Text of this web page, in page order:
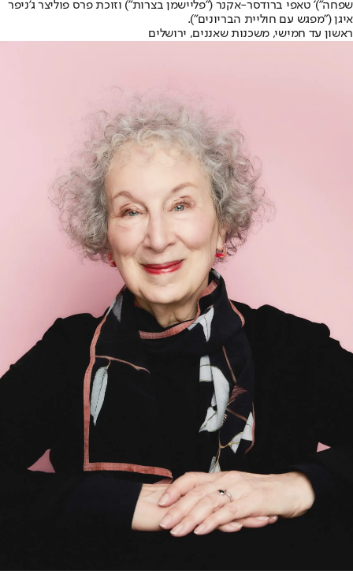
שפחה")' טאפי ברודסר-אקנר ("פליישמן בצרות") וזוכת פרס פוליצר ג'ניפר
איגן ("מפגש עם חוליית הבריונים").
ראשון עד חמישי, משכנות שאננים, ירושלים